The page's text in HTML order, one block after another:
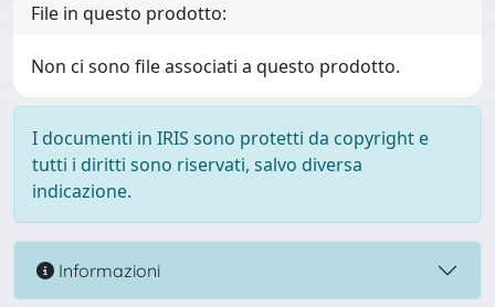
File in questo prodotto:
Non ci sono file associati a questo prodotto.
I documenti in IRIS sono protetti da copyright e
tutti i diritti sono riservati, salvo diversa
indicazione.
Informazioni